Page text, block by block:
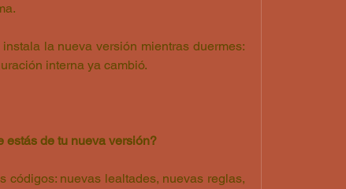
la nueva versión mientras duermes:
interna ya cambió.
estás de tu nueva versión?
códigos: nuevas lealtades, nuevas reglas,